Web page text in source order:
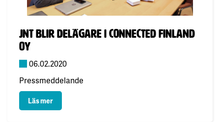
JNT blir delägare i Connected Finland
Oy
Publicerad:
06.02.2020
Pressmeddelande
Läs mer: JNT blir delägare i Connected Finland Oy